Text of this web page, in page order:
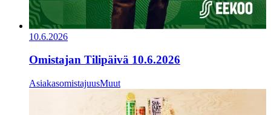
10.6.2026
Omistajan Tilipäivä 10.6.2026
AsiakasomistajuusMuut